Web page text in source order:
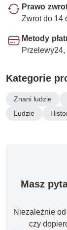
Prawo
Zwrot do 14
Metody
Przelewy24,
Kategorie
Znani ludzie
Ludzie
Masz
Niezależnie
czy